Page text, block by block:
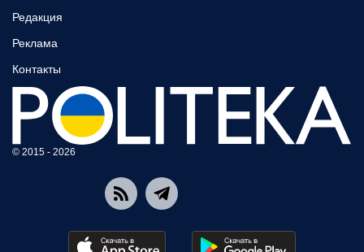
Редакция
Реклама
Контакты
© 2015 - 2026